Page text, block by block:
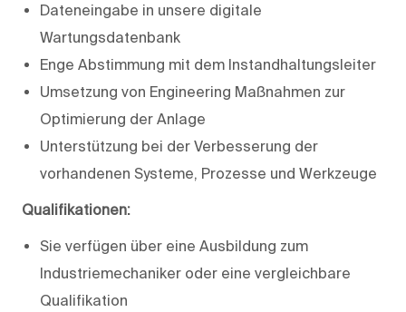
Dateneingabe in unsere digitale
Wartungsdatenbank
Enge Abstimmung mit dem Instandhaltungsleiter
Umsetzung von Engineering Maßnahmen zur
Optimierung der Anlage
Unterstützung bei der Verbesserung der
vorhandenen Systeme, Prozesse und Werkzeuge
Qualifikationen:
Sie verfügen über eine Ausbildung zum
Industriemechaniker oder eine vergleichbare
Qualifikation